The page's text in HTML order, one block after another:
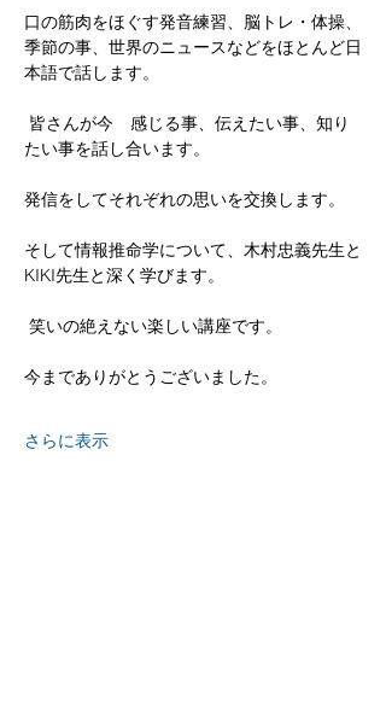
口の筋肉をほぐす発音練習、脳トレ・体操、
季節の事、世界のニュースなどをほとんど日
本語で話します。
たい事を話し合います。
発信をしてそれぞれの思いを交換します。
そして情報推命学について、木村忠義先生と
KIKI先生と深く学びます。
笑いの絶えない楽しい講座です。
今までありがとうございました。
さらに表示